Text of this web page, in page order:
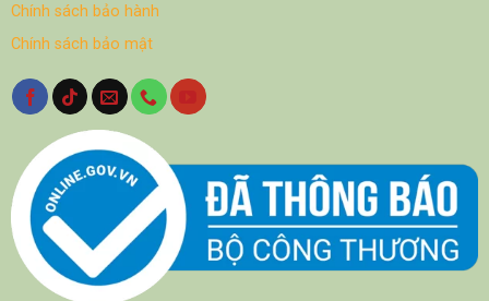
Chính sách bảo hành
Chính sách bảo mật